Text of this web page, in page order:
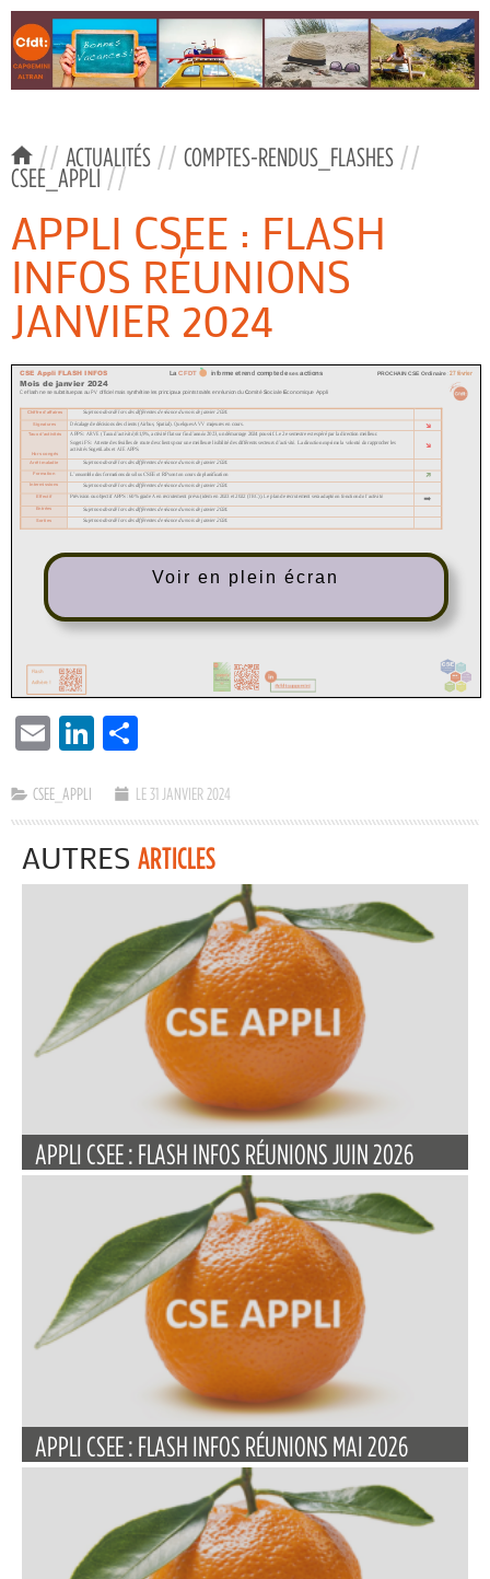
// ACTUALITÉS // COMPTES-RENDUS_FLASHES //
CSEE_APPLI //
APPLI CSEE : FLASH
INFOS RÉUNIONS
JANVIER 2024
Voir en plein écran
EMAIL LINKEDIN
CSEE_APPLI LE 31 JANVIER 2024
AUTRES ARTICLES
APPLI CSEE : FLASH INFOS RÉUNIONS JUIN 2026
APPLI CSEE : FLASH INFOS RÉUNIONS MAI 2026